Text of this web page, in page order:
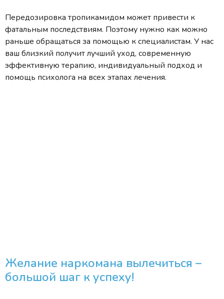
Передозировка тропикамидом может привести к
фатальным последствиям. Поэтому нужно как можно
раньше обращаться за помощью к специалистам. У нас
ваш близкий получит лучший уход, современную
эффективную терапию, индивидуальный подход и
помощь психолога на всех этапах лечения.
Желание наркомана вылечиться –
большой шаг к успеху!